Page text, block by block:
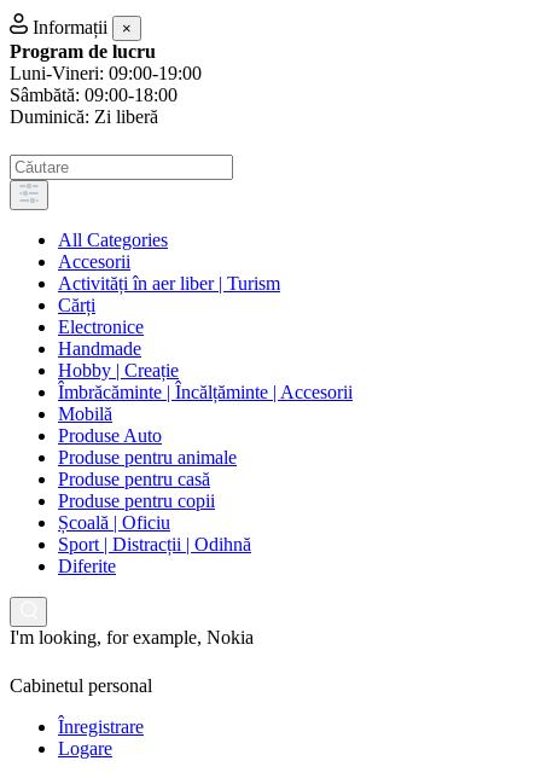
Informații ×
Program de lucru
Luni-Vineri: 09:00-19:00
Sâmbătă: 09:00-18:00
Duminică: Zi liberă
All Categories
Accesorii
Activități în aer liber | Turism
Cărți
Electronice
Handmade
Hobby | Creație
Îmbrăcăminte | Încălțăminte | Accesorii
Mobilă
Produse Auto
Produse pentru animale
Produse pentru casă
Produse pentru copii
Școală | Oficiu
Sport | Distracții | Odihnă
Diferite
I'm looking, for example, Nokia
Cabinetul personal
Înregistrare
Logare